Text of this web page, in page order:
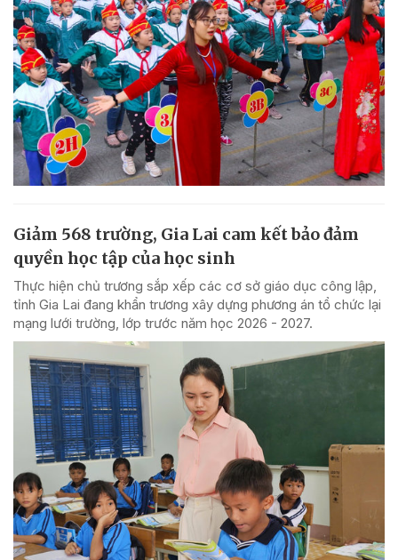
Giảm 568 trường, Gia Lai cam kết bảo đảm
quyền học tập của học sinh
Thực hiện chủ trương sắp xếp các cơ sở giáo dục công lập,
tỉnh Gia Lai đang khẩn trương xây dựng phương án tổ chức lại
mạng lưới trường, lớp trước năm học 2026 - 2027.